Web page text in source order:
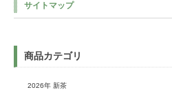
サイトマップ
商品カテゴリ
2026年 新茶